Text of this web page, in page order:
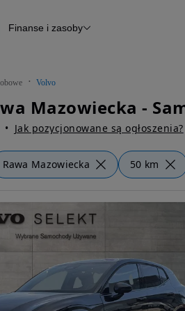
Raport z inspekcji
Otomoto News
Finanse i zasoby
Volvo
Jak pozycjonowane są ogłoszenia?
Rawa Mazowiecka 50 km